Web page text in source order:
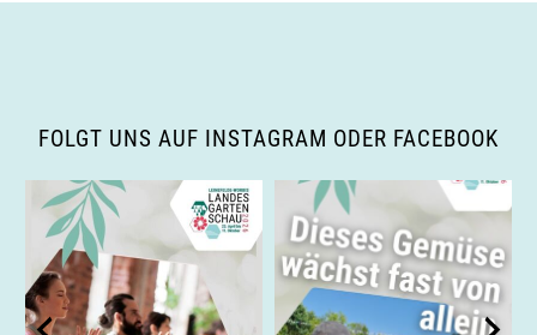
a
i
FOLGT UNS AUF INSTAGRAM ODER FACEBOOK